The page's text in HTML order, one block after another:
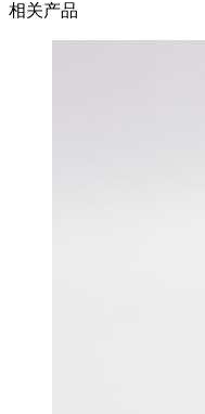
相关产品